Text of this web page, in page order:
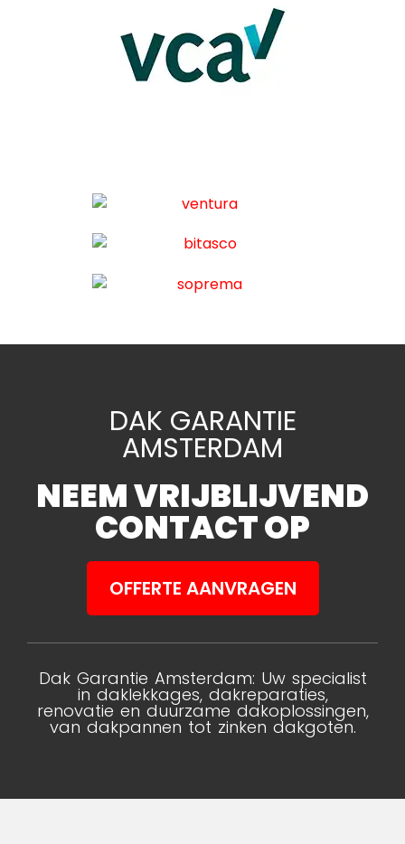
DAK GARANTIE
AMSTERDAM
NEEM VRIJBLIJVEND
CONTACT OP
OFFERTE AANVRAGEN
Dak Garantie Amsterdam: Uw specialist
in daklekkages, dakreparaties,
renovatie en duurzame dakoplossingen,
van dakpannen tot zinken dakgoten.